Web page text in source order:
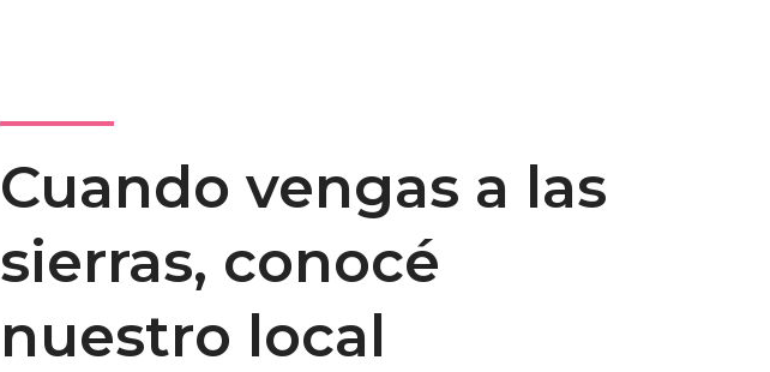
Cuando vengas a las
sierras, conocé
nuestro local